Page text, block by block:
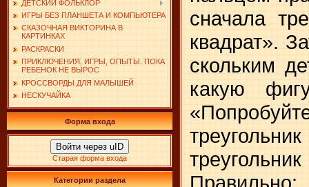
ДЕТСКИЙ ФОЛЬКЛОР
ИГРЫ БЕЗ ПЛАНШЕТА И КОМПЬЮТЕРА
СКАЗОЧНАЯ ВИКТОРИНА В
КАРТИНКАХ
РАСКРАСКИ
ПРИКЛЮЧЕНИЯ, ИГРЫ, ОПЫТЫ. ПОКА
РЕБЕНОК НЕ ВЫРОС
КРОССВОРДЫ ДЛЯ МАЛЫШЕЙ
НЕСКУЧАЙКА
Форма входа
Войти через uID
Старая форма входа
Категории раздела
сначала
квадрат».
скольким
какую